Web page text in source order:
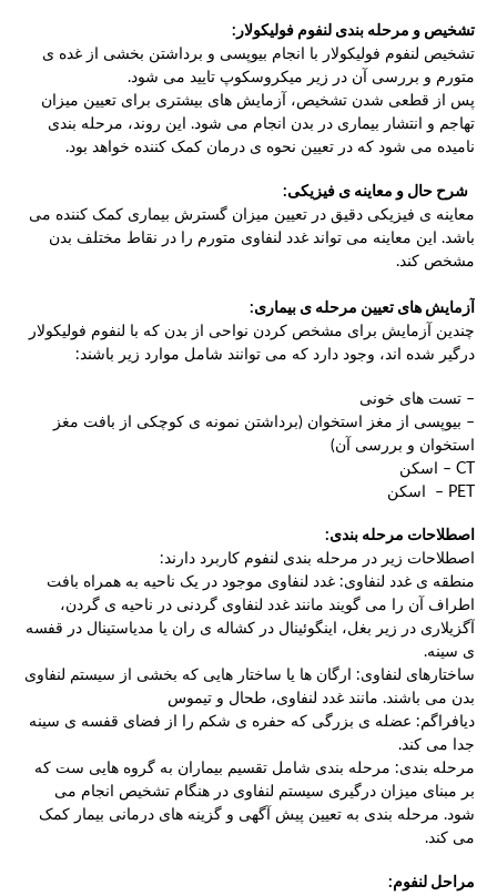
تشخیص و مرحله بندی لنفوم فولیکولار:
تشخیص لنفوم فولیکولار با انجام بیوپسی و برداشتن بخشی از غده ی
متورم و بررسی آن در زیر میکروسکوپ تایید می شود.
پس از قطعی شدن تشخیص، آزمایش های بیشتری برای تعیین میزان
تهاجم و انتشار بیماری در بدن انجام می شود. این روند، مرحله بندی
نامیده می شود که در تعیین نحوه ی درمان کمک کننده خواهد بود.
شرح حال و معاینه ی فیزیکی:
معاینه ی فیزیکی دقیق در تعیین میزان گسترش بیماری کمک کننده می
باشد. این معاینه می تواند غدد لنفاوی متورم را در نقاط مختلف بدن
مشخص کند.
آزمایش های تعیین مرحله ی بیماری:
چندین آزمایش برای مشخص کردن نواحی از بدن که با لنفوم فولیکولار
درگیر شده اند، وجود دارد که می توانند شامل موارد زیر باشند:
– تست های خونی
– بیوپسی از مغز استخوان (برداشتن نمونه ی کوچکی از بافت مغز
استخوان و بررسی آن)
CT – اسکن
PET – اسکن
اصطلاحات مرحله بندی:
اصطلاحات زیر در مرحله بندی لنفوم کاربرد دارند:
منطقه ی غدد لنفاوی: غدد لنفاوی موجود در یک ناحیه به همراه بافت
اطراف آن را می گویند مانند غدد لنفاوی گردنی در ناحیه ی گردن،
آگزیلاری در زیر بغل، اینگوئینال در کشاله ی ران یا مدیاستینال در قفسه
ی سینه.
ساختارهای لنفاوی: ارگان ها یا ساختار هایی که بخشی از سیستم لنفاوی
بدن می باشند. مانند غدد لنفاوی، طحال و تیموس
دیافراگم: عضله ی بزرگی که حفره ی شکم را از فضای قفسه ی سینه
جدا می کند.
مرحله بندی: مرحله بندی شامل تقسیم بیماران به گروه هایی ست که
بر مبنای میزان درگیری سیستم لنفاوی در هنگام تشخیص انجام می
شود. مرحله بندی به تعیین پیش آگهی و گزینه های درمانی بیمار کمک
می کند.
مراحل لنفوم: